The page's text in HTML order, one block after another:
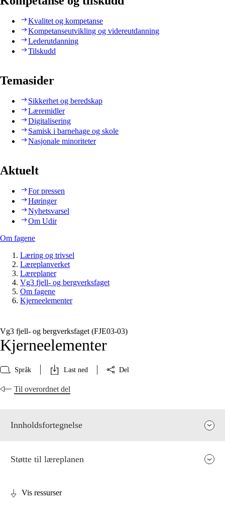
Kvalitet og kompetanse
Kompetanseutvikling og videreutdanning
Lederutdanning
Tilskudd
Temasider
Sikkerhet og beredskap
Læremidler
Digitalisering
Samisk i barnehage og skole
Nasjonale minoriteter
Aktuelt
For pressen
Høringer
Nyhetsvarsel
Om Udir
Om fagene
Læring og trivsel
Læreplanverket
Læreplaner
Vg3 fjell- og bergverksfaget
Om fagene
Kjerneelementer
Vg3 fjell- og bergverksfaget (FJE03‑03)
Kjerneelementer
Språk Last ned Del
Til overordnet del
Innholdsfortegnelse
Støtte til læreplanen
Vis ressurser